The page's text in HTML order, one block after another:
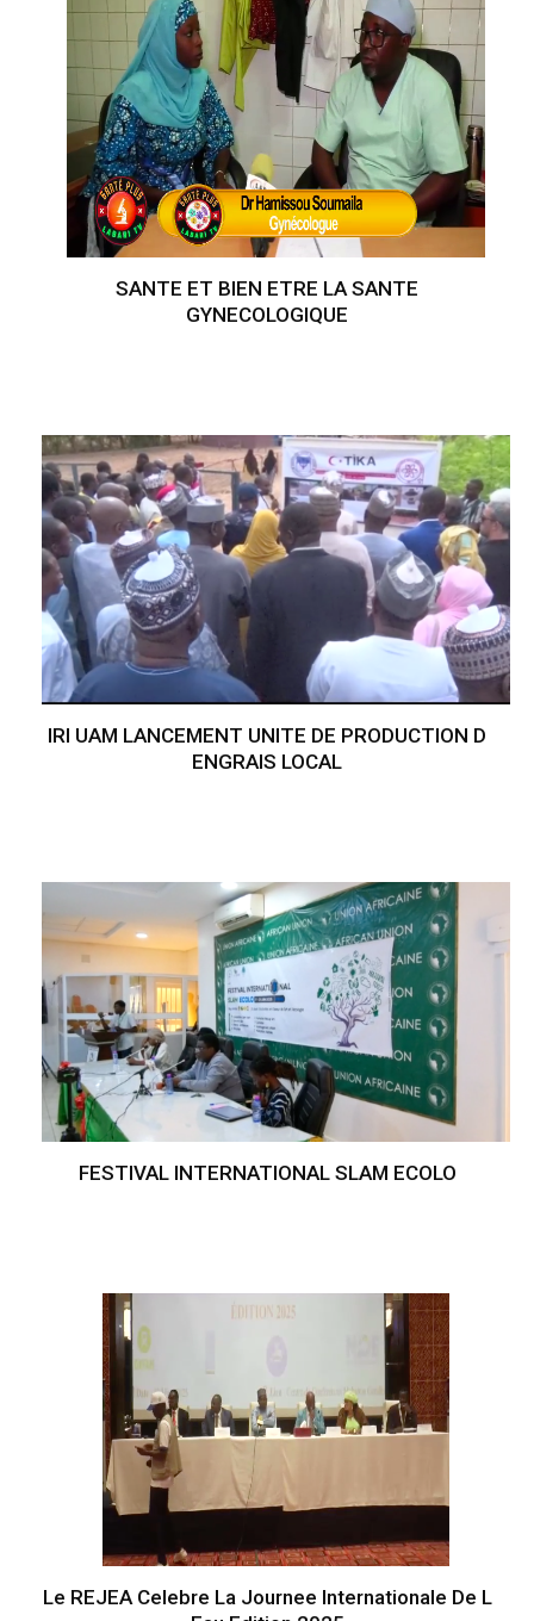
SANTE ET BIEN ETRE LA SANTE
GYNECOLOGIQUE
IRI UAM LANCEMENT UNITE DE PRODUCTION D
ENGRAIS LOCAL
FESTIVAL INTERNATIONAL SLAM ECOLO
Le REJEA Celebre La Journee Internationale De L